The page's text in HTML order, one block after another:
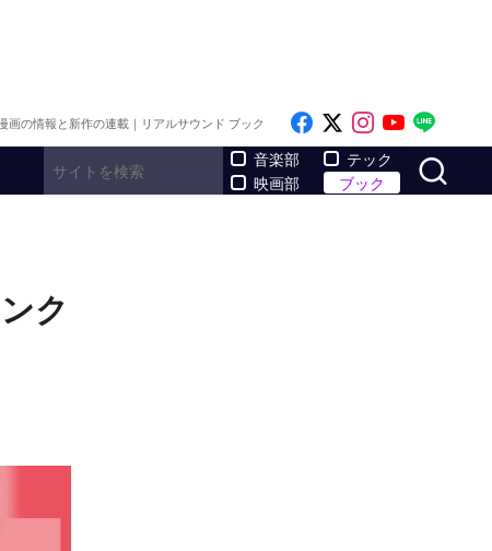
画の情報と新作の連載｜リアルサウンド ブック Like on Facebook
Follow on x
Follow on
Follow
音楽部
映画部
テック
ブック
ク